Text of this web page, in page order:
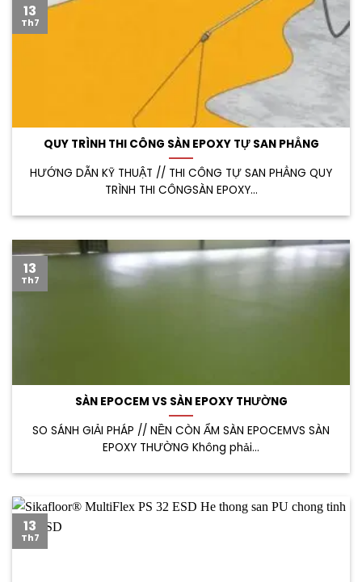
QUY TRÌNH THI CÔNG SÀN EPOXY TỰ SAN PHẲNG
HƯỚNG DẪN KỸ THUẬT // THI CÔNG TỰ SAN PHẲNG QUY
TRÌNH THI CÔNGSÀN EPOXY...
13
Th7
SÀN EPOCEM VS SÀN EPOXY THƯỜNG
SO SÁNH GIẢI PHÁP // NỀN CÒN ẨM SÀN EPOCEMVS SÀN
EPOXY THƯỜNG Không phải...
13
Th7
13
Th7